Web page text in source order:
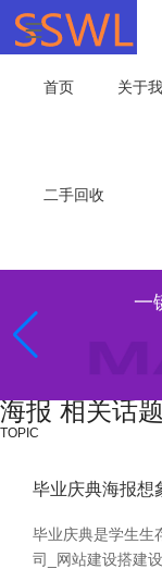
首页 关于
二手回收
一
海报 相关话题
TOPIC
毕业庆典海报想
毕业庆典是学生生
司_网站建设搭建